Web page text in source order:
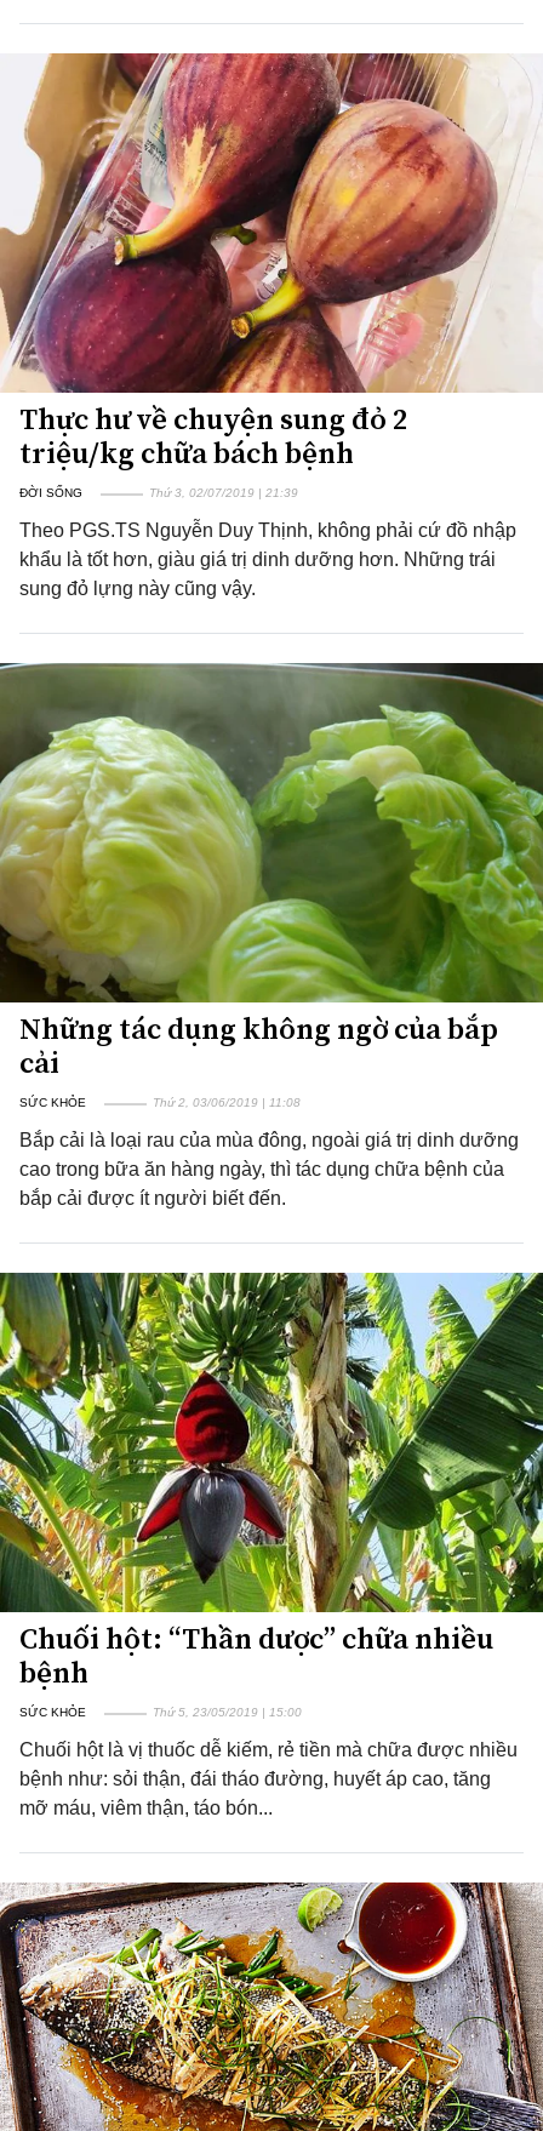
Thực hư về chuyện sung đỏ 2
triệu/kg chữa bách bệnh
ĐỜI SỐNG Thứ 3, 02/07/2019 | 21:39
Theo PGS.TS Nguyễn Duy Thịnh, không phải cứ đồ nhập
khẩu là tốt hơn, giàu giá trị dinh dưỡng hơn. Những trái
sung đỏ lựng này cũng vậy.
Những tác dụng không ngờ của bắp
cải
SỨC KHỎE Thứ 2, 03/06/2019 | 11:08
Bắp cải là loại rau của mùa đông, ngoài giá trị dinh dưỡng
cao trong bữa ăn hàng ngày, thì tác dụng chữa bệnh của
bắp cải được ít người biết đến.
Chuối hột: “Thần dược” chữa nhiều
bệnh
SỨC KHỎE Thứ 5, 23/05/2019 | 15:00
Chuối hột là vị thuốc dễ kiếm, rẻ tiền mà chữa được nhiều
bệnh như: sỏi thận, đái tháo đường, huyết áp cao, tăng
mỡ máu, viêm thận, táo bón...